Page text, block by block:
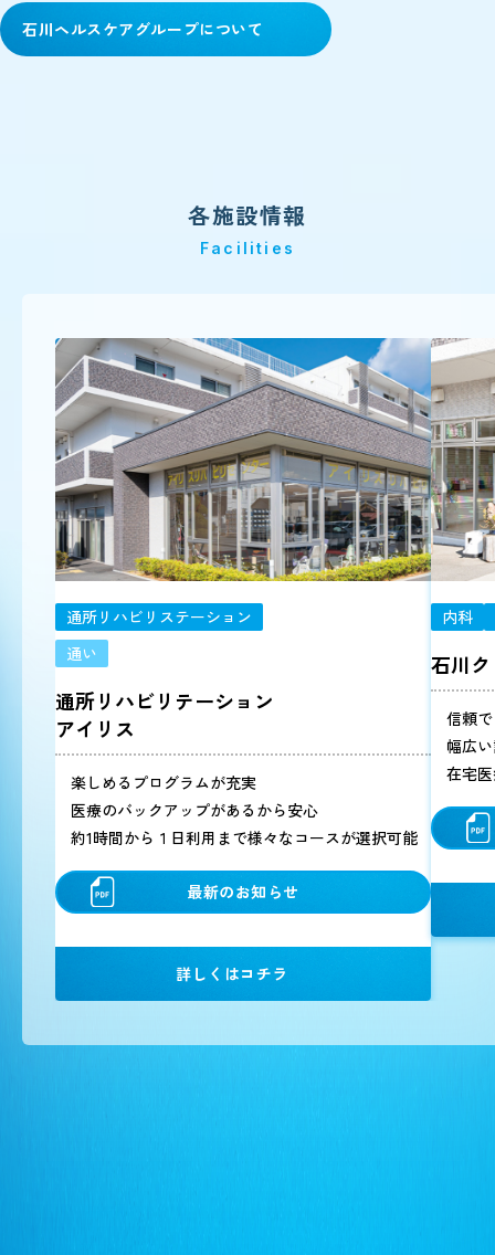
石川ヘルスケアグループについて
各施設情報
Facilities
通所リハビリステーション
通い
通所リハビリテーション
アイリス
楽しめるプログラムが充実
医療のバックアップがあるから安心
約1時間から１日利用まで様々なコースが選択可能
最新のお知らせ
詳しくはコチラ
内科
石川
信頼
幅広
在宅